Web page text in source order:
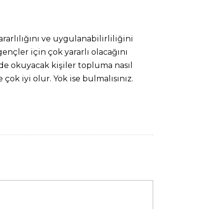
ve uygulanabilirliliğini
için çok yararlı olacağını
okuyacak kişiler topluma nasıl
iyi olur. Yok ise bulmalısınız.